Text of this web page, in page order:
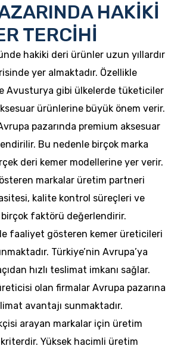
HAKİKİ
TERCİHİ
hakiki deri ürünler uzun yıllardır
yer almaktadır. Özellikle
Avusturya gibi ülkelerde tüketiciler
ürünlerine büyük önem verir.
pazarında premium aksesuar
Bu nedenle birçok marka
deri kemer modellerine yer verir.
markalar üretim partneri
kalite kontrol süreçleri ve
faktörü değerlendirir.
faaliyet gösteren kemer üreticileri
Türkiye’nin Avrupa’ya
hızlı teslimat imkanı sağlar.
olan firmalar Avrupa pazarına
avantajı sunmaktadır.
arayan markalar için üretim
Yüksek hacimli üretim